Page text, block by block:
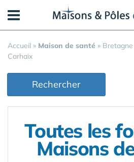
Accueil » Maison de santé » Bretagne
Carhaix
Rechercher
Toutes les
Maisons
Panneau de gestion des cookies